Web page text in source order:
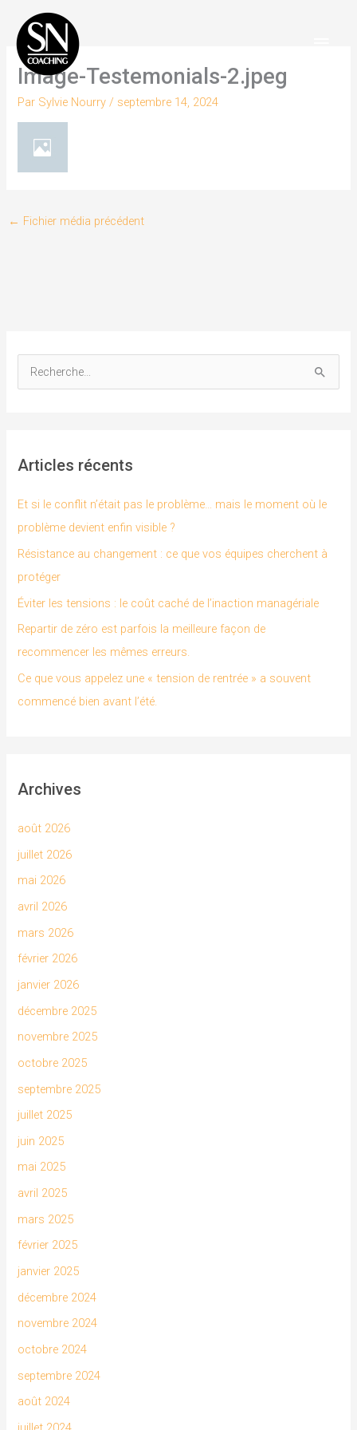
contenu
Image-Testemonials-2.jpeg
Par Sylvie Nourry/ septembre 14, 2024
← Fichier média précédent
e
h
e
r
:
Articles récents
Et si le conflit n’était pas le problème… mais le moment où le
problème devient enfin visible ?
Résistance au changement : ce que vos équipes cherchent à
protéger
Éviter les tensions : le coût caché de l’inaction managériale
Repartir de zéro est parfois la meilleure façon de
recommencer les mêmes erreurs.
Ce que vous appelez une « tension de rentrée » a souvent
commencé bien avant l’été.
Archives
août 2026
juillet 2026
mai 2026
avril 2026
mars 2026
février 2026
janvier 2026
décembre 2025
novembre 2025
octobre 2025
septembre 2025
juillet 2025
juin 2025
mai 2025
avril 2025
mars 2025
février 2025
janvier 2025
décembre 2024
novembre 2024
octobre 2024
septembre 2024
août 2024